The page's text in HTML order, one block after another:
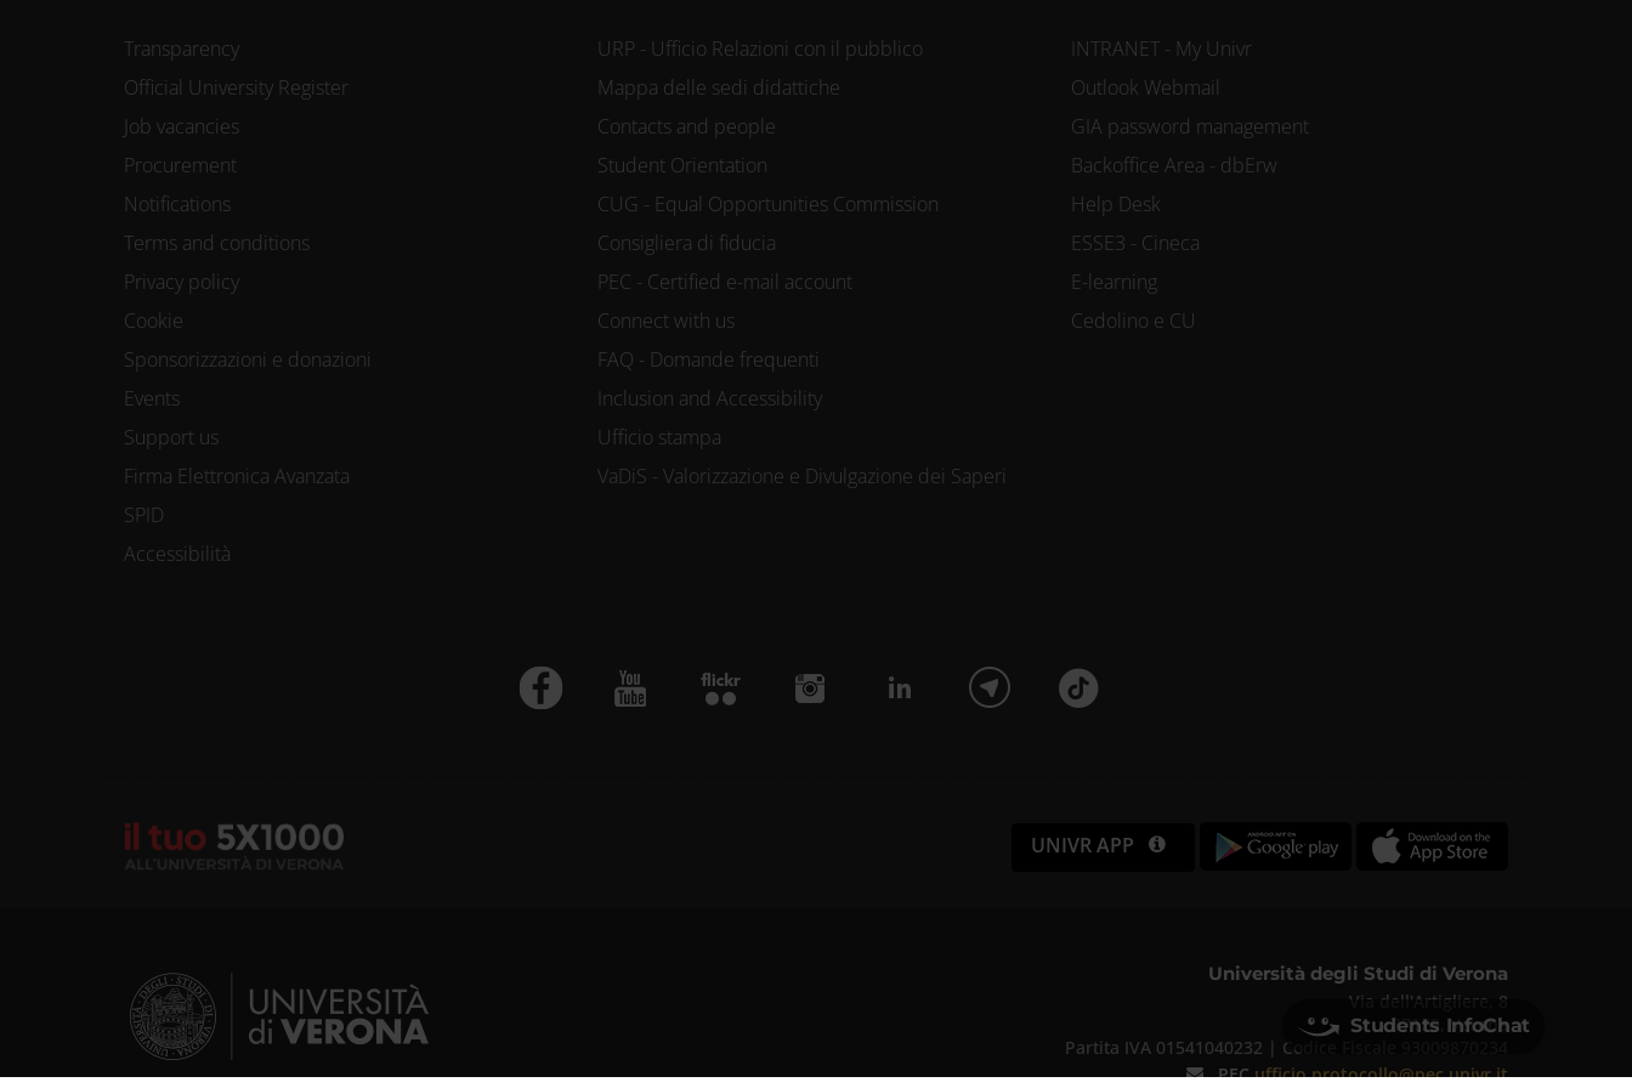
Transparency
Official University Register
Job vacancies
Procurement
Notifications
Terms and conditions
Privacy policy
Cookie
Sponsorizzazioni e donazioni
Events
Support us
Firma Elettronica Avanzata
SPID
Accessibilità
URP - Ufficio Relazioni con il pubblico
Mappa delle sedi didattiche
Contacts and people
Student Orientation
CUG - Equal Opportunities Commission
Consigliera di fiducia
PEC - Certified e-mail account
Connect with us
FAQ - Domande frequenti
Inclusion and Accessibility
Ufficio stampa
VaDiS - Valorizzazione e Divulgazione dei Saperi
INTRANET - My Univr
Outlook Webmail
GIA password management
Backoffice Area - dbErw
Help Desk
ESSE3 - Cineca
E-learning
Cedolino e CU
UNIVR APP
Università degli Studi di Verona
Via dell'Artigliere, 8
37129, Verona
Partita IVA 01541040232 | Codice Fiscale 93009870234
PECufficio.protocollo@pec.univr.it
Students InfoChat